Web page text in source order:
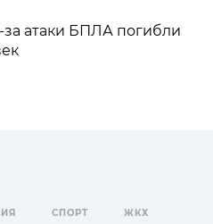
атаки БПЛА погибли
СПОРТ ЖКХ